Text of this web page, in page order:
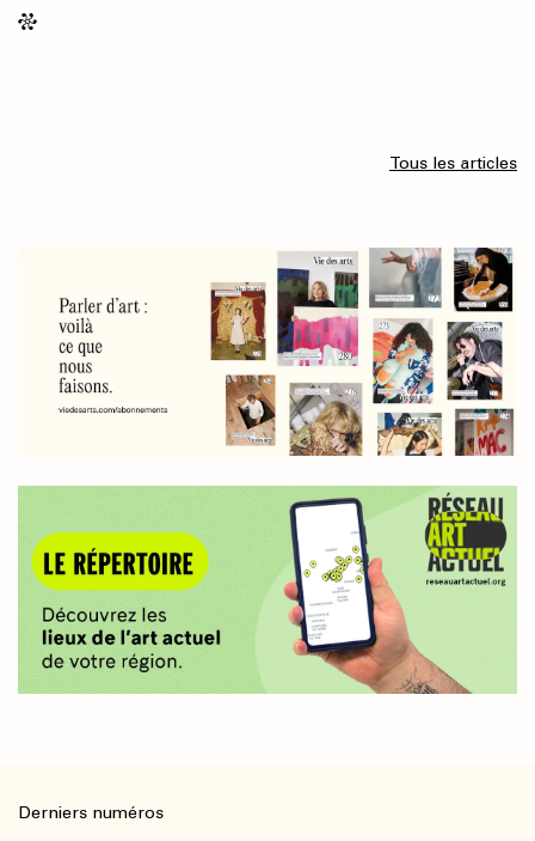
Tous les articles
Derniers numéros